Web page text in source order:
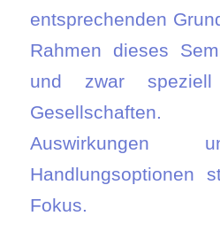
entsprechenden
Rahmen dieses
und zwar
Auswirkungen
Handlungsoptionen
Fokus.